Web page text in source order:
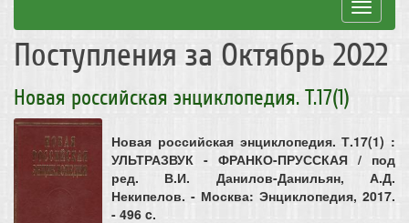
Toggle
Поступления за Октябрь 2022
Новая российская энциклопедия. Т.17(1)
Новая российская энциклопедия. Т.17(1) :
УЛЬТРАЗВУК - ФРАНКО-ПРУССКАЯ / под
ред. В.И. Данилов-Данильян, А.Д.
Некипелов. - Москва: Энциклопедия, 2017.
- 496 c.